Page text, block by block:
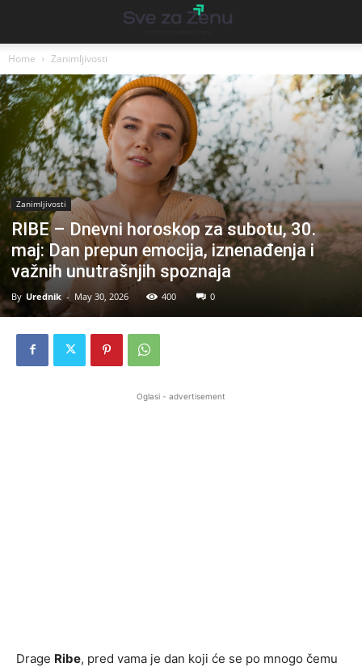
Home Zanimljivosti
Zanimljivosti
RIBE – Dnevni horoskop za subotu, 30.
maj: Dan prepun emocija, iznenađenja i
važnih unutrašnjih spoznaja
By Urednik - May 30, 2026 400 0
Oglasi - advertisement
Drage Ribe, pred vama je dan koji će se po mnogo čemu